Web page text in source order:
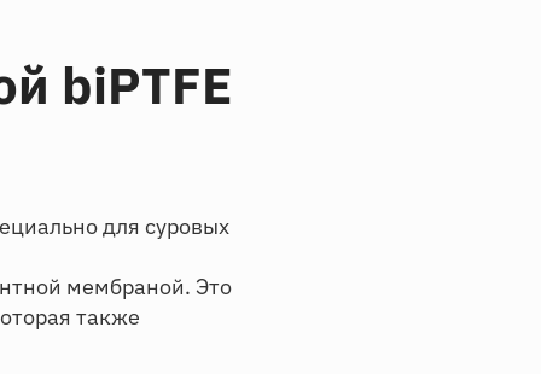
biPTFE
для суровых
мембраной. Это
также